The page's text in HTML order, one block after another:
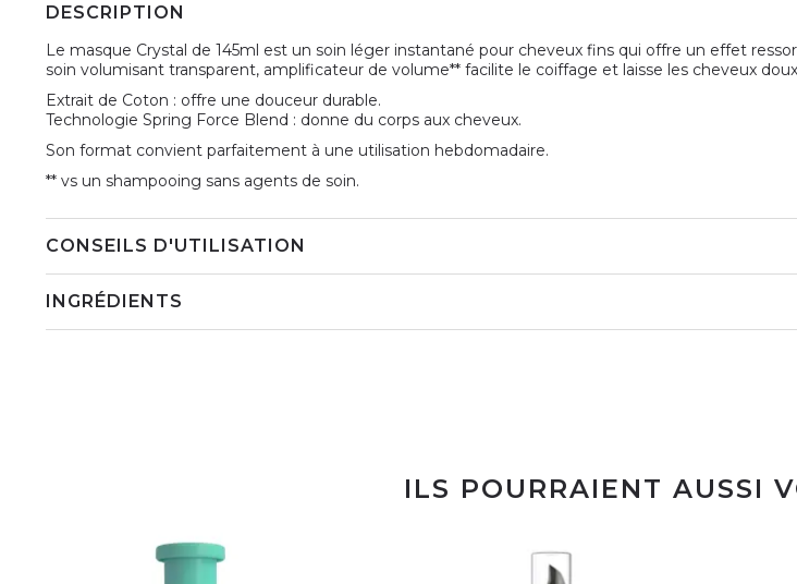
DESCRIPTION
Le masque Crystal de 145ml est un soin léger instantané pour cheveux fins qui offre un effet
soin volumisant transparent, amplificateur de volume** facilite le coiffage et laisse les cheveux
Extrait de Coton : offre une douceur durable.
Technologie Spring Force Blend : donne du corps aux cheveux.
Son format convient parfaitement à une utilisation hebdomadaire.
** vs un shampooing sans agents de soin.
CONSEILS D'UTILISATION
INGRÉDIENTS
ILS POURRAIENT AUSSI